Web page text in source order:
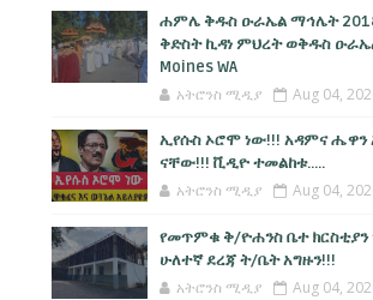
ሐምሌ ቅዱስ ዑራኤል ማኅሌት
ቅድስት ኪዳነ ምህረት ወቅዱስ
Moines WA
አትሮንስ ሚዲያ Aug 04,
ኢየሱስ ኦሮሞ ነው!!! አዳምና ሔዋን
ናቸው!!! ቪዲዮ ተመልከቱ.....
አትሮንስ ሚዲያ Aug 04,
የመጥምቁ ቅ/ዮሐንስ ቤተ ክርስቲያን
ሁለተኛ ደረጃ ት/ቤት አግዙን!!!
አትሮንስ ሚዲያ Aug 04,